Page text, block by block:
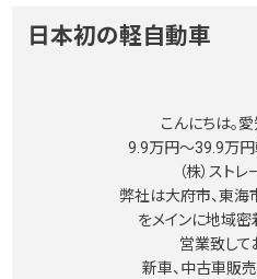
日本初の軽自動車
こんにちは。
9.9万円〜39.9万
（株）ストレ
弊社は大府市、東海
をメインに地域密
営業致して
新車、中古車販売